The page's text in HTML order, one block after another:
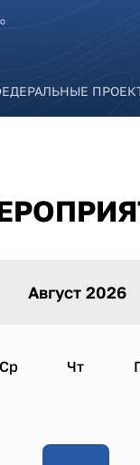
Август 2026
Ср Чт